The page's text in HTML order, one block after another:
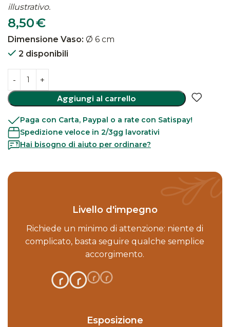
illustrativo.
8,50€
Dimensione Vaso: Ø 6 cm
2 disponibili
Aggiungi al carrello
Paga con Carta, Paypal o a rate con Satispay!
Spedizione veloce in 2/3gg lavorativi
Hai bisogno di aiuto per ordinare?
Livello d'impegno
Richiede un minimo di attenzione: niente di
complicato, basta seguire qualche semplice
accorgimento.
Esposizione